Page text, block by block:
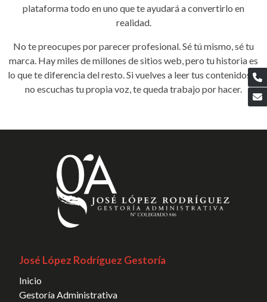
plataforma todo en uno que te ayudará a convertirlo en
realidad.
No te preocupes por parecer profesional. Sé tú mismo, sé tu
marca. Hay miles de millones de sitios web, pero tu historia es
lo que te diferencia del resto. Si vuelves a leer tus contenidos, y
no escuchas tu propia voz, te queda trabajo por hacer.
José López Rodríguez Gestoría
Inicio
Gestoría Administrativa